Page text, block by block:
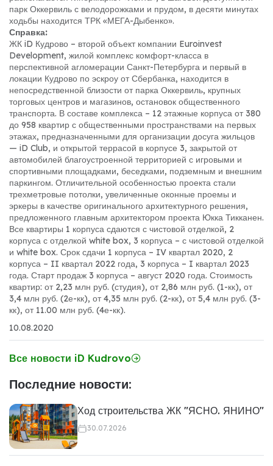
парк Оккервиль с велодорожками и прудом, в десяти минутах
ходьбы находится ТРК «МЕГА-Дыбенко».
Справка:
ЖК iD Кудрово – второй объект компании Euroinvest
Development, жилой комплекс комфорт-класса в
перспективной агломерации Санкт-Петербурга и первый в
локации Кудрово по эскроу от Сбербанка, находится в
непосредственной близости от парка Оккервиль, крупных
торговых центров и магазинов, остановок общественного
транспорта. В составе комплекса – 12 этажные корпуса от 380
до 958 квартир с общественными пространствами на первых
этажах, предназначенными для организации досуга жильцов
— iD Club, и открытой террасой в корпусе 3, закрытой от
автомобилей благоустроенной территорией с игровыми и
спортивными площадками, беседками, подземным и внешним
паркингом. Отличительной особенностью проекта стали
трехметровые потолки, увеличенные оконные проемы и
эркеры в качестве оригинального архитектурного решения,
предложенного главным архитектором проекта Юкка Тикканен.
Все квартиры 1 корпуса сдаются с чистовой отделкой, 2
корпуса с отделкой white box, 3 корпуса – с чистовой отделкой
и white box. Срок сдачи 1 корпуса – IV квартал 2020, 2
корпуса – II квартал 2022 года, 3 корпуса – I квартал 2023
года. Старт продаж 3 корпуса – август 2020 года. Стоимость
квартир: от 2,23 млн руб. (студия), от 2,86 млн руб. (1-кк), от
3,4 млн руб. (2е-кк), от 4,35 млн руб. (2-кк), от 5,4 млн руб. (3-
кк), от 11.00 млн руб. (4е-кк).
10.08.2020
Все новости iD Kudrovo
Последние новости:
Ход строительства ЖК "ЯСНО. ЯНИНО"
30.07.2026